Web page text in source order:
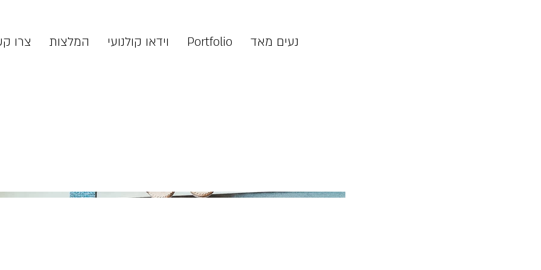
נעים מאד Portfolio וידאו קולנועי המלצות צרו